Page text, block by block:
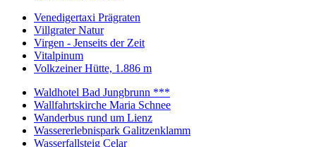
Venedigertaxi Prägraten
Villgrater Natur
Virgen - Jenseits der Zeit
Vitalpinum
Volkzeiner Hütte, 1.886 m
Waldhotel Bad Jungbrunn ***
Wallfahrtskirche Maria Schnee
Wanderbus rund um Lienz
Wassererlebnispark Galitzenklamm
Wasserfallsteig Celar